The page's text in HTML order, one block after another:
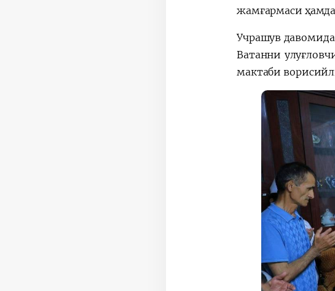
жамғармаси
Учрашув
Ватанни
мактаби